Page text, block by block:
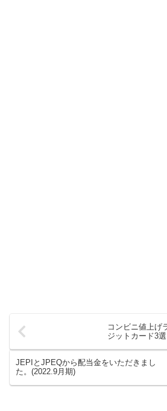
コンビニ値上げ
ジットカード3選
JEPIとJPEQから配当金をいただきまし
た。(2022.9月期)